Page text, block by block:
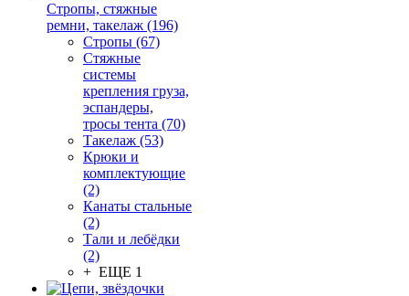
Стропы, стяжные
ремни, такелаж (196)
Стропы (67)
Стяжные
системы
крепления груза,
эспандеры,
тросы тента (70)
Такелаж (53)
Крюки и
комплектующие
(2)
Канаты стальные
(2)
Тали и лебёдки
(2)
+ ЕЩЕ 1